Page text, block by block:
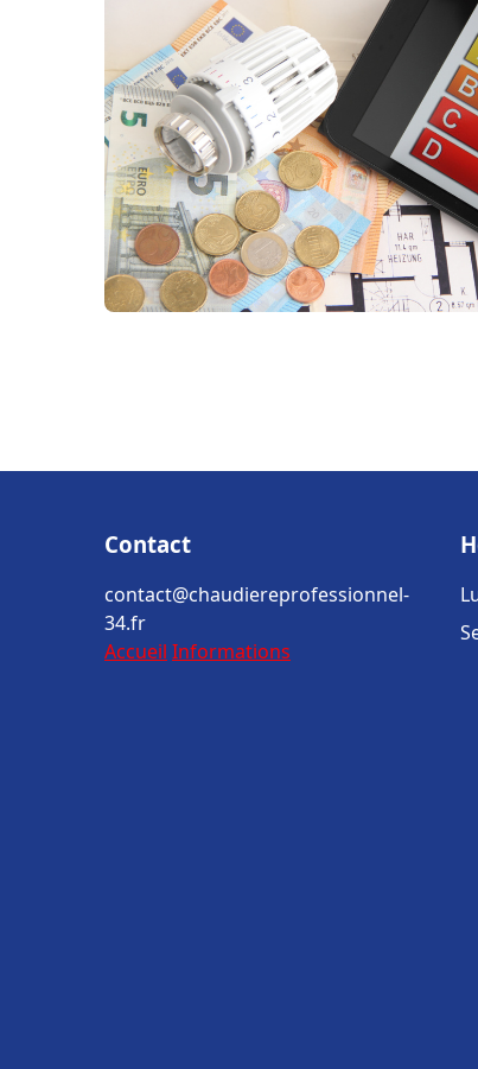
Contact
contact@chaudiereprofessionnel-
34.fr
Accueil Informations